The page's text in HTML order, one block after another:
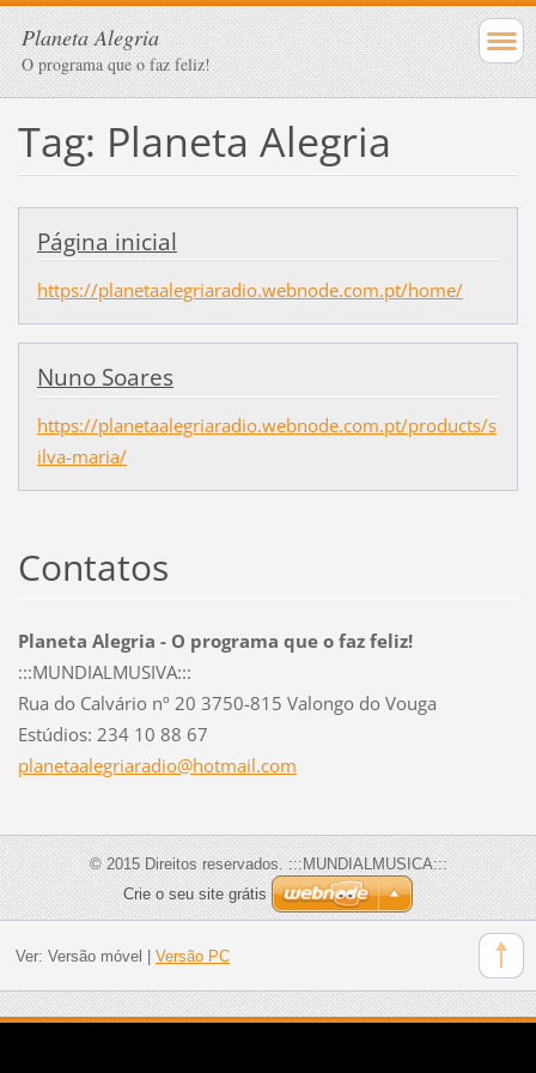
Planeta Alegria
O programa que o faz feliz!
Tag: Planeta Alegria
Página inicial
https://planetaalegriaradio.webnode.com.pt/home/
Nuno Soares
https://planetaalegriaradio.webnode.com.pt/products/s
ilva-maria/
Contatos
Planeta Alegria - O programa que o faz feliz!
:::MUNDIALMUSIVA:::
Rua do Calvário nº 20 3750-815 Valongo do Vouga
Estúdios: 234 10 88 67
planetaalegriaradio@hotmail.com
© 2015 Direitos reservados. :::MUNDIALMUSICA:::
Crie o seu site grátis
Ver: Versão móvel Versão PC